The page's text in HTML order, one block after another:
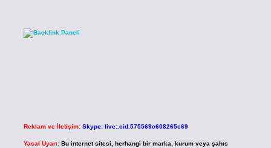
Reklam ve İletişim: Skype: live:.cid.575569c608265c69
Yasal Uyarı: Bu internet sitesi, herhangi bir marka, kurum veya şahıs